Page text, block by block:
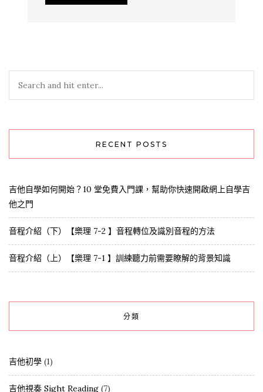
RECENT POSTS
吉他自學如何開始？10 堂免費入門課，幫助你快速開啟網上自學吉
他之門
音程介紹（下）【樂理 7-2 】音程轉位及識別音程的方法
音程介紹（上）【樂理 7-1 】訓練聽力前需要瞭解的背景知識
分類
吉他初學 (1)
吉他視奏 Sight Reading (7)